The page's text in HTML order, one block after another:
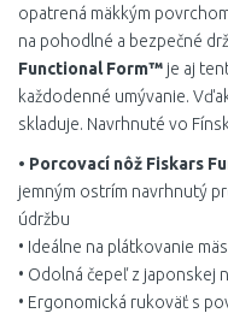
opatrená mäkkým
na pohodlné a bezpečné
Functional Form™ je aj
každodenné umývanie.
skladuje. Navrhnuté vo
• Porcovací nôž Fiskars
jemným ostrím navrhnutý
údržbu
• Ideálne na plátkovanie
• Odolná čepeľ z japonskej
• Ergonomická rukoväť s